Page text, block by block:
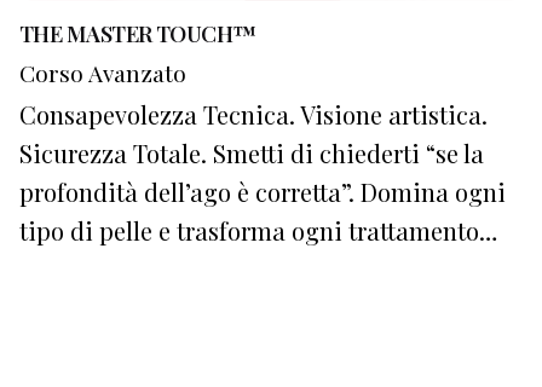
THE MASTER TOUCH™
Corso Avanzato
Consapevolezza Tecnica. Visione artistica.
Sicurezza Totale. Smetti di chiederti “se la
profondità dell’ago è corretta”. Domina ogni
tipo di pelle e trasforma ogni trattamento…